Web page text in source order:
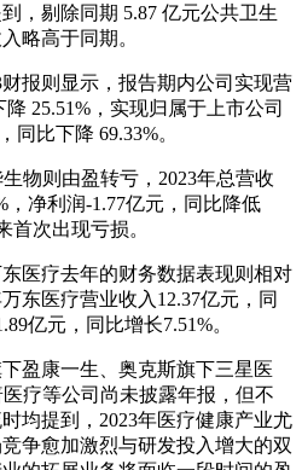
，剔除同期 5.87 亿元公共卫生
略高于同期。
报则显示，报告期内公司实现营
25.51%，实现归属于上市公司
同比下降 69.33%。
物则由盈转亏，2023年总营收
，净利润-1.77亿元，同比降低
首次出现亏损。
医疗去年的财务数据表现则相对
东医疗营业收入12.37亿元，同
亿元，同比增长7.51%。
盈康一生、奥克斯旗下三星医
疗等公司尚未披露年报，但不
均提到，2023年医疗健康产业尤
争愈加激烈与研发投入增大的双